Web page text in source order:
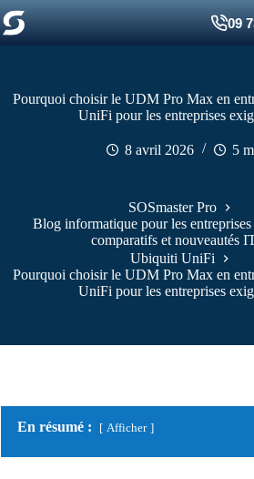
Passer
au
contenu
09
Pourquoi choisir le UDM Pro Max en
UniFi pour les entreprises
8 avril 2026 5
SOSmaster Pro
Blog informatique pour les
comparatifs et nouveautés
Ubiquiti UniFi
Pourquoi choisir le UDM Pro Max en
UniFi pour les entreprises
En résumé : Afficher